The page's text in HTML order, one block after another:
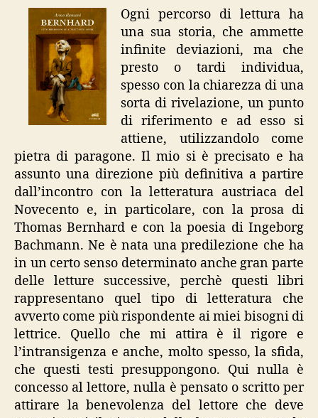
riflessioni
su
altrettante
opere
Ogni percorso di lettura ha
una sua storia, che ammette
infinite deviazioni, ma che
presto o tardi individua,
spesso con la chiarezza di una
sorta di rivelazione, un punto
di riferimento e ad esso si
attiene, utilizzandolo come
pietra di paragone. Il mio si è precisato e ha
assunto una direzione più definitiva a partire
dall’incontro con la letteratura austriaca del
Novecento e, in particolare, con la prosa di
Thomas Bernhard e con la poesia di Ingeborg
Bachmann. Ne è nata una predilezione che ha
in un certo senso determinato anche gran parte
delle letture successive, perchè questi libri
rappresentano quel tipo di letteratura che
avverto come più rispondente ai miei bisogni di
lettrice. Quello che mi attira è il rigore e
l’intransigenza e anche, molto spesso, la sfida,
che questi testi presuppongono. Qui nulla è
concesso al lettore, nulla è pensato o scritto per
attirare la benevolenza del lettore che deve